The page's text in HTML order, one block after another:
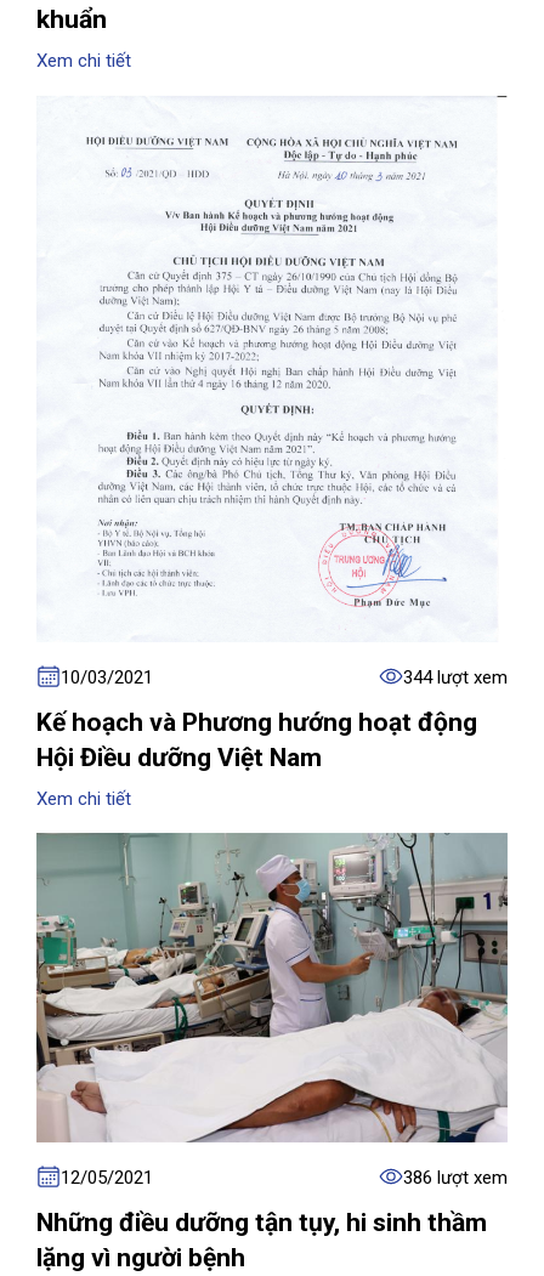
khuẩn
Xem chi tiết
10/03/2021 344 lượt xem
Kế hoạch và Phương hướng hoạt động
Hội Điều dưỡng Việt Nam
Xem chi tiết
12/05/2021 386 lượt xem
Những điều dưỡng tận tụy, hi sinh thầm
lặng vì người bệnh